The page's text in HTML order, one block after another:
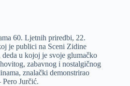
60. Ljetnih priredbi, 22.
je publici na Sceni Zidine
u kojoj je svoje glumačko
zabavnog i nostalgičnog
znalački demonstrirao
Pero Jurčić.